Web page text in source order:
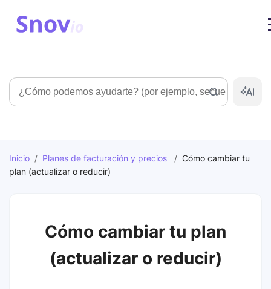
Búsqueda
Inicio / Planes de facturación y precios / Cómo cambiar tu
plan (actualizar o reducir)
Cómo cambiar tu plan
(actualizar o reducir)